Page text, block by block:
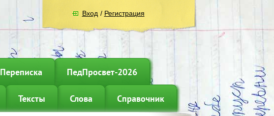
Вход / Регистрация
Переписка ПедПросвет-2026
Тексты Слова Справочник